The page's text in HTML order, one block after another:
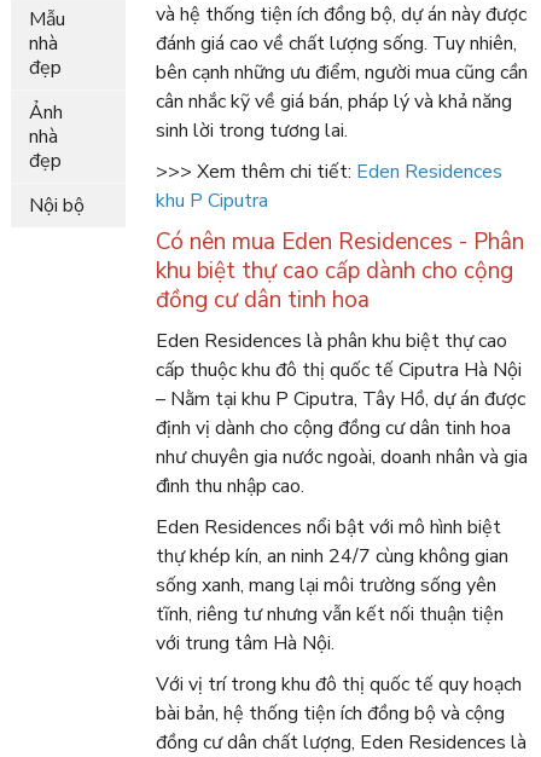
Mẫu
nhà
đẹp
Ảnh
nhà
đẹp
Nội bộ
và hệ thống tiện ích đồng bộ, dự án này được
đánh giá cao về chất lượng sống. Tuy nhiên,
bên cạnh những ưu điểm, người mua cũng cần
cân nhắc kỹ về giá bán, pháp lý và khả năng
sinh lời trong tương lai.
>>> Xem thêm chi tiết: Eden Residences
khu P Ciputra
Có nên mua Eden Residences - Phân
khu biệt thự cao cấp dành cho cộng
đồng cư dân tinh hoa
Eden Residences là phân khu biệt thự cao
cấp thuộc khu đô thị quốc tế Ciputra Hà Nội
– Nằm tại khu P Ciputra, Tây Hồ, dự án được
định vị dành cho cộng đồng cư dân tinh hoa
như chuyên gia nước ngoài, doanh nhân và gia
đình thu nhập cao.
Eden Residences nổi bật với mô hình biệt
thự khép kín, an ninh 24/7 cùng không gian
sống xanh, mang lại môi trường sống yên
tĩnh, riêng tư nhưng vẫn kết nối thuận tiện
với trung tâm Hà Nội.
Với vị trí trong khu đô thị quốc tế quy hoạch
bài bản, hệ thống tiện ích đồng bộ và cộng
đồng cư dân chất lượng, Eden Residences là